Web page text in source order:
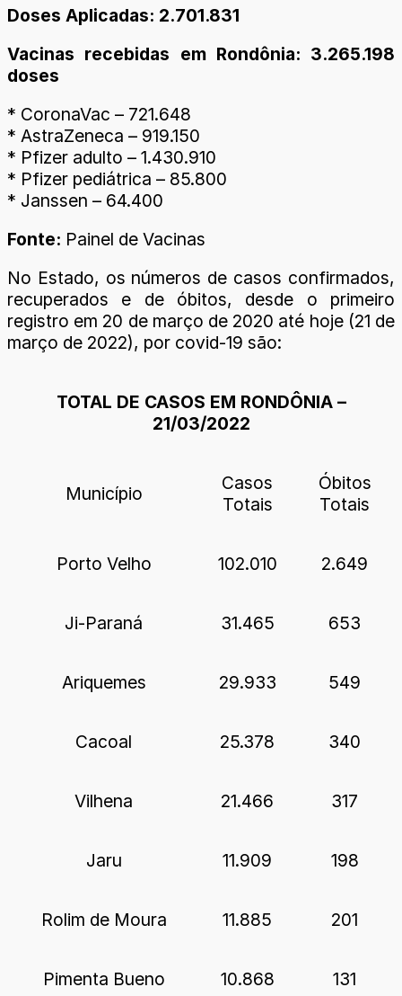
Doses Aplicadas: 2.701.831
Vacinas recebidas em Rondônia: 3.265.198
doses
* CoronaVac – 721.648
* AstraZeneca – 919.150
* Pfizer adulto – 1.430.910
* Pfizer pediátrica – 85.800
* Janssen – 64.400
Fonte: Painel de Vacinas
No Estado, os números de casos confirmados,
recuperados e de óbitos, desde o primeiro
registro em 20 de março de 2020 até hoje (21 de
março de 2022), por covid-19 são:
TOTAL DE CASOS EM RONDÔNIA –
21/03/2022
Município
Casos
Totais
Óbitos
Totais
Porto Velho 102.010 2.649
Ji-Paraná 31.465 653
Ariquemes 29.933 549
Cacoal 25.378 340
Vilhena 21.466 317
Jaru 11.909 198
Rolim de Moura 11.885 201
Pimenta Bueno 10.868 131